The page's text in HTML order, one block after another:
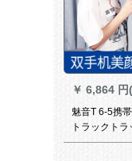
￥ 6,864 円
魅音T 6-5携
トラックト
マテクを生放